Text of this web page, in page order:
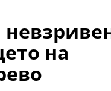
на